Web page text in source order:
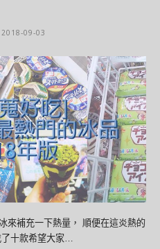
2018-09-03
來補充一下熱量， 順便在這炎熱的
了十款希望大家…